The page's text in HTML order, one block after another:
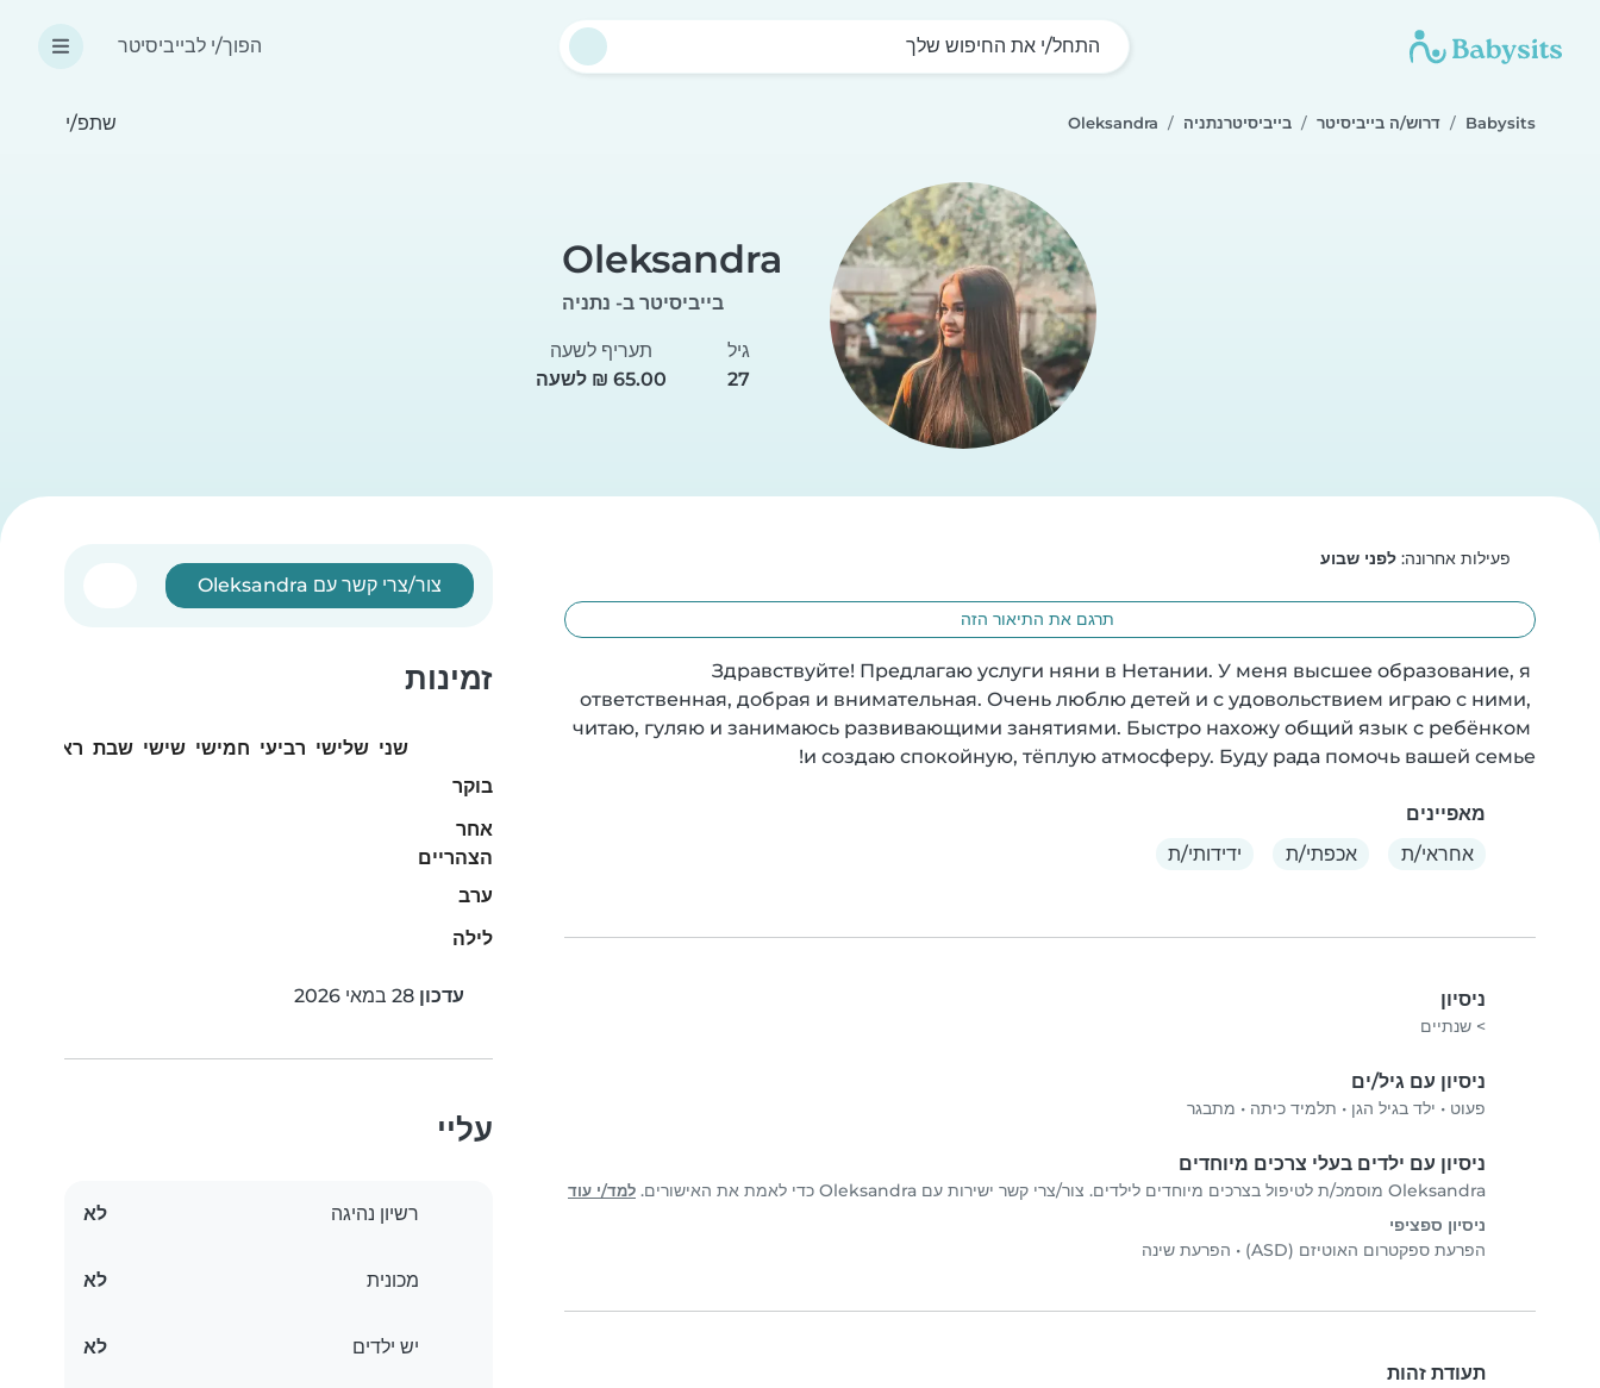
התחל/י את החיפוש שלך הפוך/י לבייביסיטר
Babysits דרוש/ה בייביסיטר בייביסיטרנתניה Oleksandra שתפ/י
Oleksandra
בייביסיטר ב- נתניה
גיל
27
תעריף לשעה
פעילות אחרונה:לפני שבוע
תרגם את התיאור הזה
Здравствуйте! Предлагаю услуги няни в Нетании. У меня высшее образование, я
ответственная, добрая и внимательная. Очень люблю детей и с удовольствием играю с ними,
читаю, гуляю и занимаюсь развивающими занятиями. Быстро нахожу общий язык с ребёнком
и создаю спокойную, тёплую атмосферу. Буду рада помочь вашей семье!
מאפיינים
אחראי/ת
אכפתי/ת ידידותי/ת
ניסיון
> שנתיים
ניסיון עם גיל/ים
פעוט • ילד בגיל הגן • תלמיד כיתה • מתבגר
ניסיון עם ילדים בעלי צרכים מיוחדים
Oleksandra מוסמכ/ת לטיפול בצרכים מיוחדים לילדים. צור/צרי קשר ישירות עם Oleksandra כדי לאמת את האישורים. למד/י עוד
ניסיון ספציפי
הפרעת ספקטרום האוטיזם (ASD)
• הפרעת שינה
תעודת זהות
צור/צרי קשר עם Oleksandra
זמינות
שני שלישי רביעי חמישי שישי שבת ראשון
בוקר
אחר
הצהריים
ערב
לילה
עדכון
עליי
רשיון נהיגה לא
מכונית לא
יש ילדים לא